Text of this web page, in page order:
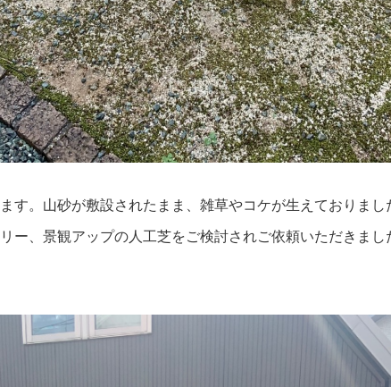
す。山砂が敷設されたまま、雑草やコケが生えておりまし
ー、景観アップの人工芝をご検討されご依頼いただきまし